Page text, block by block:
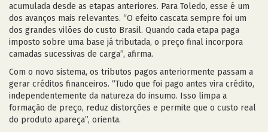
acumulada desde as etapas anteriores. Para Toledo, esse é um
dos avanços mais relevantes. “O efeito cascata sempre foi um
dos grandes vilões do custo Brasil. Quando cada etapa paga
imposto sobre uma base já tributada, o preço final incorpora
camadas sucessivas de carga”, afirma.
Com o novo sistema, os tributos pagos anteriormente passam a
gerar créditos financeiros. “Tudo que foi pago antes vira crédito,
independentemente da natureza do insumo. Isso limpa a
formação de preço, reduz distorções e permite que o custo real
do produto apareça”, orienta.